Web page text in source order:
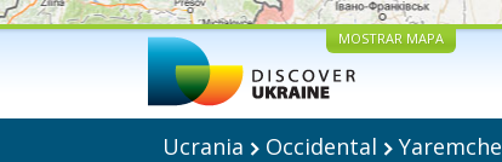
MOSTRAR MAPA
Ucrania Occidental Yaremche